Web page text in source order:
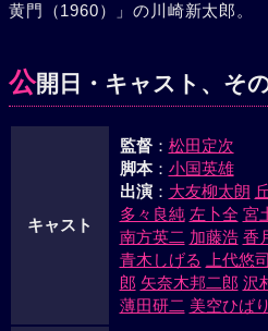
姫を人質とし滝沢峠から国境を
水、忠兵衛を引き連れ、滝沢街
世一代の剣の舞い“底無し沼”の
黄門（1960）」の川崎新太郎。
公開日・キャスト、そ
キャスト
監督： 松田定次
脚本： 小国英雄
出演： 大友柳太朗
多々良純 左卜全 宮
南方英二 加藤浩 香
青木しげる
上代悠司
郎 矢奈木邦二郎 沢
薄田研二 美空ひばり